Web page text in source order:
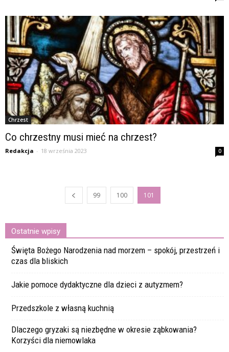
Chrzest
Co chrzestny musi mieć na chrzest?
Redakcja - 18 września 2023 0
99 100 101
Ostatnie wpisy
Święta Bożego Narodzenia nad morzem – spokój, przestrzeń i
czas dla bliskich
Jakie pomoce dydaktyczne dla dzieci z autyzmem?
Przedszkole z własną kuchnią
Dlaczego gryzaki są niezbędne w okresie ząbkowania?
Korzyści dla niemowlaka